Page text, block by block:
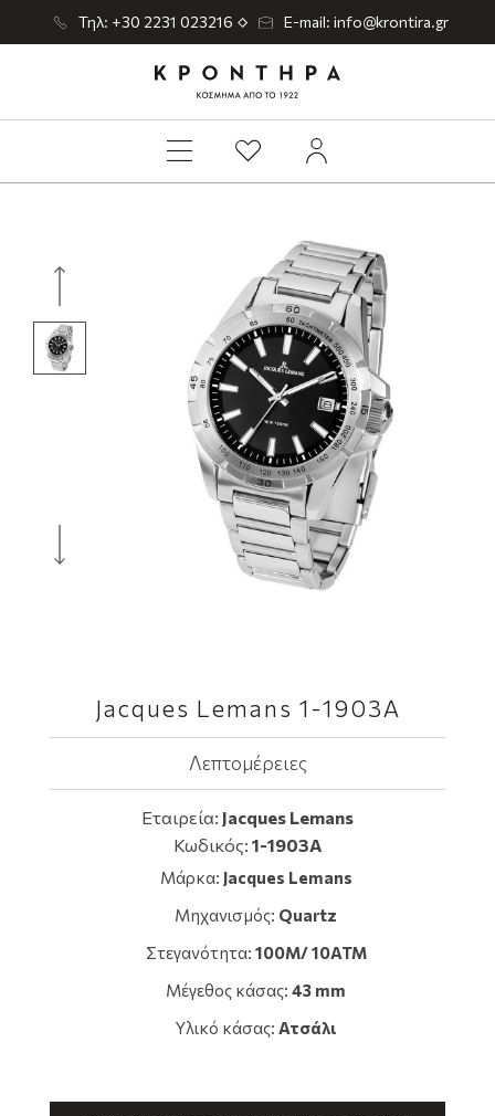
Τηλ: +30 2231 023216 E-mail: info@krontira.gr
Jacques Lemans 1-1903A
Λεπτομέρειες
Εταιρεία: Jacques Lemans
Κωδικός: 1-1903A
Μάρκα: Jacques Lemans
Μηχανισμός: Quartz
Στεγανότητα: 100M/ 10ATM
Μέγεθος κάσας: 43 mm
Υλικό κάσας: Ατσάλι